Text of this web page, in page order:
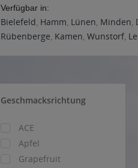
Verfügbar in:
Bielefeld, Hamm, Lünen, Minden,
Rübenberge, Kamen, Wunstorf,
Geschmacksrichtung
ACE
Apfel
Grapefruit